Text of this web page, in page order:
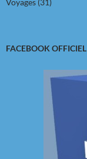
Voyages (31)
FACEBOOK OFFICIEL